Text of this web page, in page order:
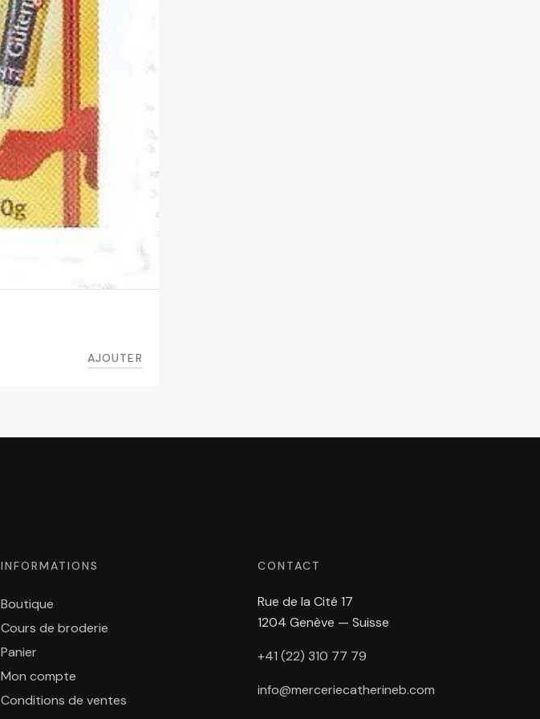
AJOUTER
INFORMATIONS
Boutique
Cours de broderie
Panier
Mon compte
Conditions de ventes
CONTACT
Rue de la Cité 17
1204 Genève — Suisse
+41 (22) 310 77 79
info@merceriecatherineb.com